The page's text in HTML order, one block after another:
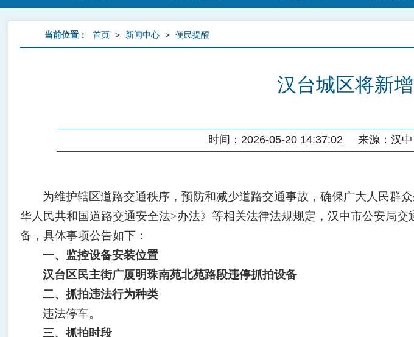
当前位置： 首页 > 新闻中心 > 便民提醒
汉台城区将新
时间：2026-05-20 14:37:02 来源： 汉
为维护辖区道路交通秩序，预防和减少道路交通事故，确保广大人民群
华人民共和国道路交通安全法>办法》等相关法律法规规定，汉中市公安局交
备，具体事项公告如下：
一、监控设备安装位置
汉台区民主街广厦明珠南苑北苑路段违停抓拍设备
二、抓拍违法行为种类
违法停车。
三、抓拍时段